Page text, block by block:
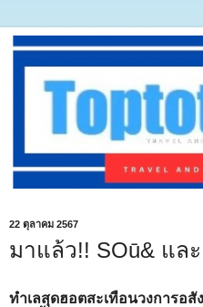
22 ตุลาคม 2567
มาแล้ว!! SOū& แล
ทำเลสุดฮอตสะเทือนวงการอ